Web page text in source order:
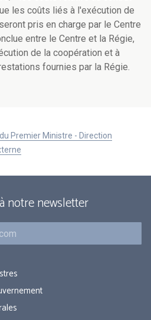
les coûts liés à l'exécution de
pris en charge par le Centre
entre le Centre et la Régie,
de la coopération et à
fournies par la Régie.
Premier Ministre - Direction
notre newsletter